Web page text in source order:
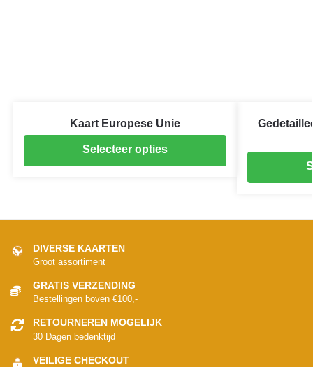
Kaart Europese Unie
Selecteer opties
DIVERSE KAARTEN
Groot assortiment
GRATIS VERZENDING
Bestellingen boven €100,-
RETOURNEREN MOGELIJK
30 Dagen bedenktijd
VEILIGE CHECKOUT